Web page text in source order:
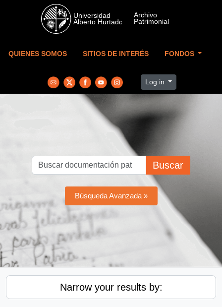
Skip to main content
QUIENES SOMOS SITIOS DE INTERÉS FONDOS
Log in
Buscar
Búsqueda Avanzada »
Narrow your results by: